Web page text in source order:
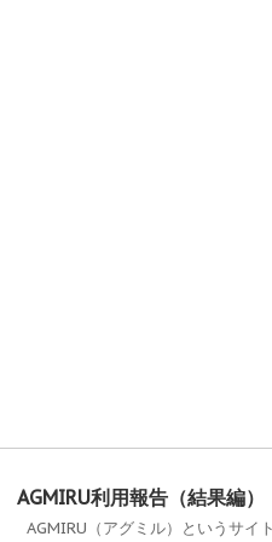
AGMIRU利用報告（結果編）
AGMIRU（アグミル）というサイ